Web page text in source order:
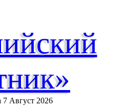
Август 2026